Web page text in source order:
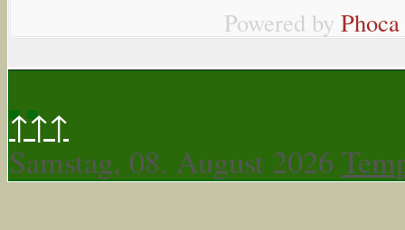
Powered byPhoca
↑↑↑
Samstag, 08. August 2026